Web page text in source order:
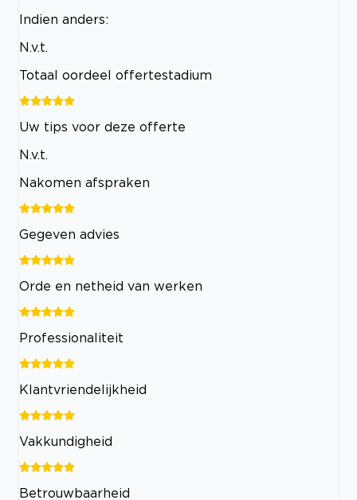
Indien anders:
N.v.t.
Totaal oordeel offertestadium
Uw tips voor deze offerte
N.v.t.
Nakomen afspraken
Gegeven advies
Orde en netheid van werken
Professionaliteit
Klantvriendelijkheid
Vakkundigheid
Betrouwbaarheid